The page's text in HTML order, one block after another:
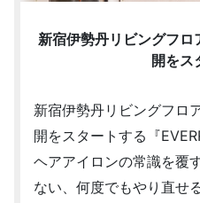
新宿伊勢丹リビングフ
開をス
新宿伊勢丹リビングフロ
開をスタートする『
ヘアアイロンの常識を覆
ない、何度でもやり直せ